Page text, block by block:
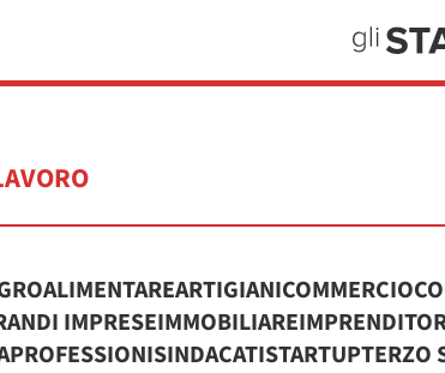
ARTIGIANICOMMERCIO
IMPRESEIMMOBILIARE
PROFESSIONISINDACATISTARTUPTERZO